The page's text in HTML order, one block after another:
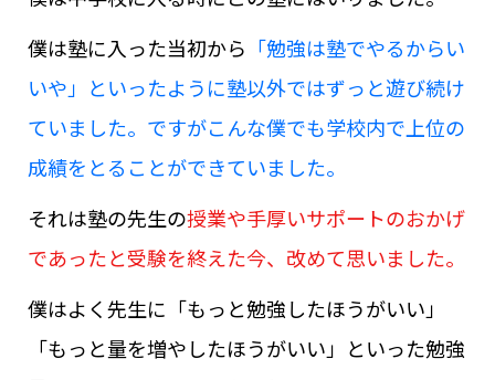
僕は塾に入った当初から 「勉強は塾でやるからい
いや」といったように塾以外ではずっと遊び続け
ていました。ですがこんな僕でも学校内で上位の
成績をとることができていました。
それは塾の先生の授業や手厚いサポートのおかげ
であったと受験を終えた今、改めて思いました。
僕はよく先生に「もっと勉強したほうがいい」
「もっと量を増やしたほうがいい」といった勉強